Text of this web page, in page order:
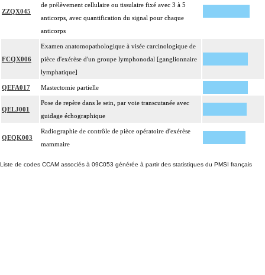
ZZQX045
de prélèvement cellulaire ou tissulaire fixé avec 3 à 5
anticorps, avec quantification du signal pour chaque
anticorps
FCQX006
Examen anatomopathologique à visée carcinologique de
pièce d'exérèse d'un groupe lymphonodal [ganglionnaire
lymphatique]
QEFA017 Mastectomie partielle
QELJ001
Pose de repère dans le sein, par voie transcutanée avec
guidage échographique
QEQK003
Radiographie de contrôle de pièce opératoire d'exérèse
mammaire
Liste de codes CCAM associés à 09C053 générée à partir des statistiques du PMSI français